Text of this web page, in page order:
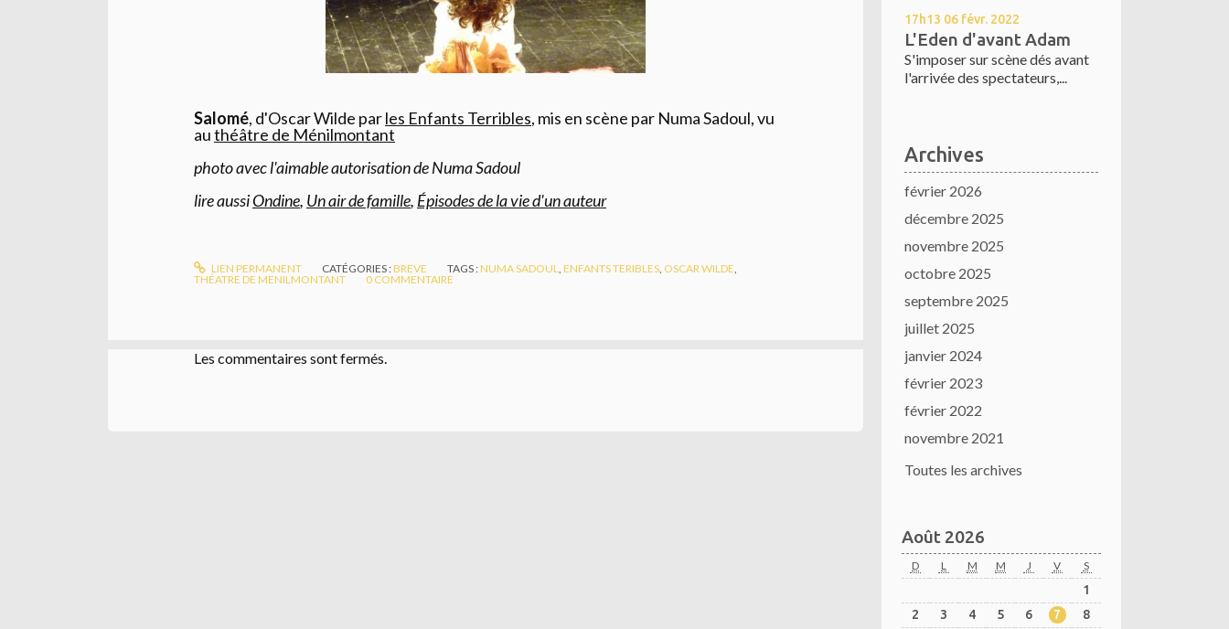
Salomé, d'Oscar Wilde parles Enfants Terribles, mis en scène par Numa Sadoul, vu
authéâtre de Ménilmontant
photo avec l'aimable autorisation de Numa Sadoul
lire aussiOndine, Un air de famille, Épisodes de la vie d'un auteur
LIEN PERMANENT CATÉGORIES :BREVE TAGS :NUMA SADOUL,ENFANTS TERIBLES, OSCAR WILDE,
THÉATRE DE MENILMONTANT
0 COMMENTAIRE
Les commentaires sont fermés.
17h13 06 févr. 2022
L'Eden d'avant Adam
S'imposer sur scène dés avant
l'arrivée des spectateurs,...
Archives
février 2026
décembre 2025
novembre 2025
octobre 2025
septembre 2025
juillet 2025
janvier 2024
février 2023
février 2022
novembre 2021
Toutes les archives
Août 2026
D L M M J V S
1
2
3 4 5 6 7
8